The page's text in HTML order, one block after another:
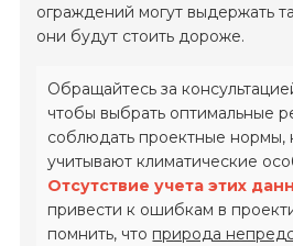
ограждений могут выдержать
они будут стоить дороже.
Обращайтесь за
чтобы выбрать оптимальные
соблюдать проектные нормы,
учитывают климатические
Отсутствие учета этих
привести к ошибкам в
помнить, что природа